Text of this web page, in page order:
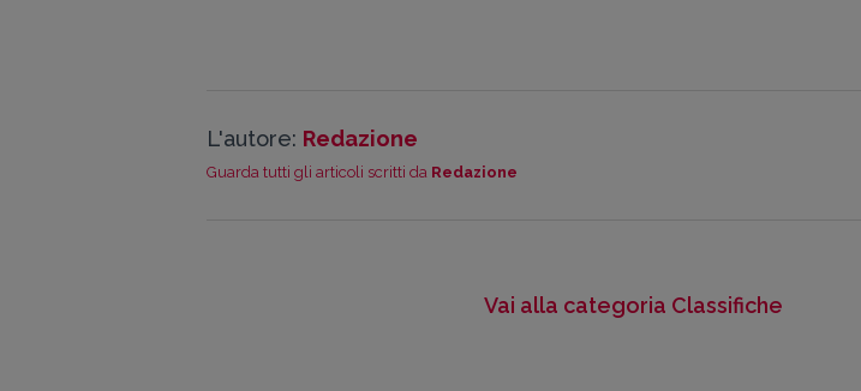
L'autore: Redazione
Guarda tutti gli articoli scritti da Redazione
Vai alla categoria Classifiche